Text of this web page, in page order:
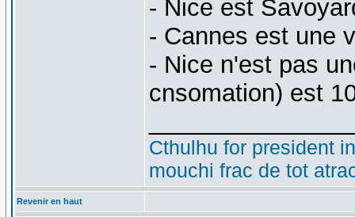
- Nice est
- Cannes est une
- Nice n'est pas
cnsomation) est
Cthulhu for president
mouchi frac de tot
Revenir en haut